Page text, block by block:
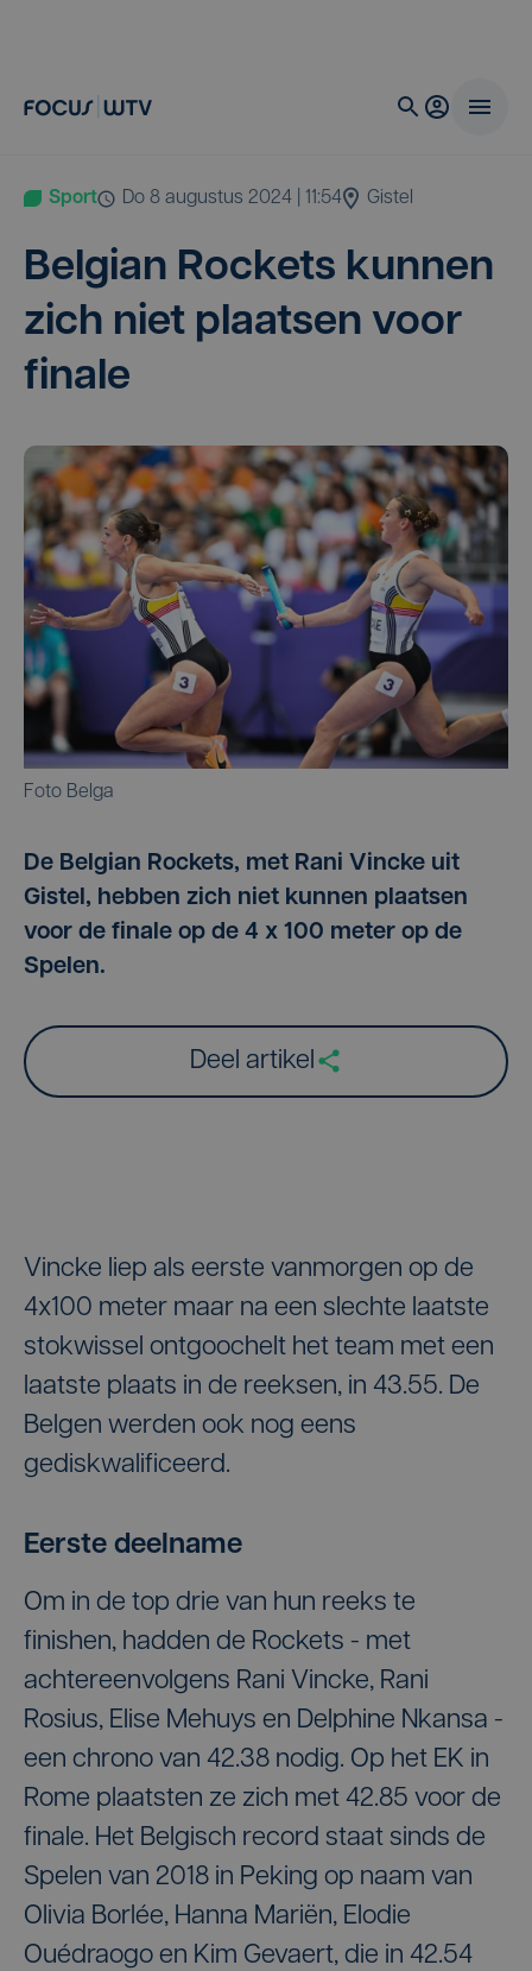
Sport do 8 augustus 2024 | 11:54 Gistel
Bel­gi­an Roc­kets kun­nen
zich niet plaat­sen voor
finale
Foto Belga
De Belgian Rockets, met Rani Vincke uit
Gistel, hebben zich niet kunnen plaatsen
voor de finale op de 4 x 100 meter op de
Spelen.
Deel artikel
Vincke liep als eerste vanmorgen op de
4x100 meter maar na een slechte laatste
stokwissel ontgoochelt het team met een
laatste plaats in de reeksen, in 43.55. De
Belgen werden ook nog eens
gediskwalificeerd.
Eerste deelname
Om in de top drie van hun reeks te
finishen, hadden de Rockets - met
achtereenvolgens Rani Vincke, Rani
Rosius, Elise Mehuys en Delphine Nkansa -
een chrono van 42.38 nodig. Op het EK in
Rome plaatsten ze zich met 42.85 voor de
finale. Het Belgisch record staat sinds de
Spelen van 2018 in Peking op naam van
Olivia Borlée, Hanna Mariën, Elodie
Ouédraogo en Kim Gevaert, die in 42.54